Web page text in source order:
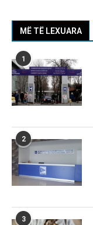
MË TË LEXUARA
1
2
3